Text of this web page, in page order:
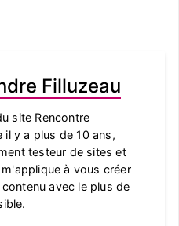
Filluzeau
site Rencontre
il y a plus de 10 ans,
testeur de sites et
à vous créer
avec le plus de